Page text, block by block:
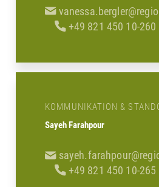
+49 821 450 10-260
KOMMUNIKATION &
Sayeh Farahpour
+49 821 450 10-265